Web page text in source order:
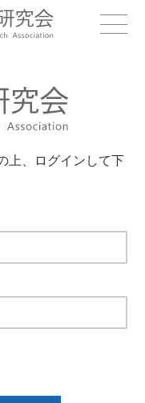
上、ログインして下